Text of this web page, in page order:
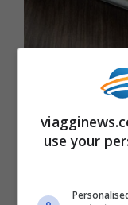
La ricetta turca
kebab
use your